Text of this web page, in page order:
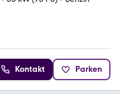
Kontakt Parken